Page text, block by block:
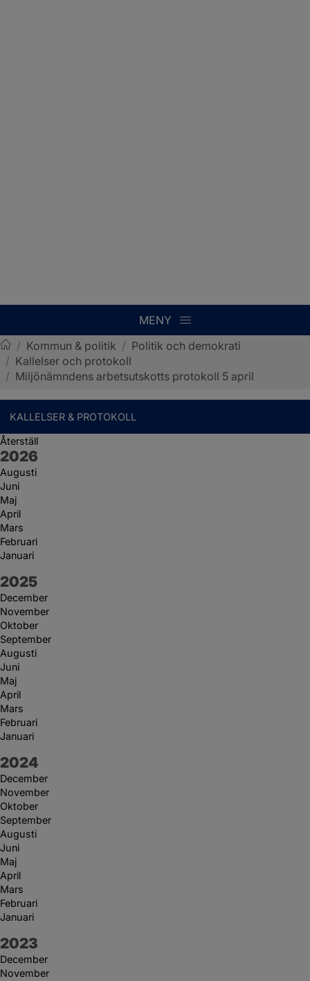
MENY
Sotenäs kommun
/ Kommun & politik / Politik och demokrati
/ Kallelser och protokoll
/ Miljönämndens arbetsutskotts protokoll 5 april
KALLELSER & PROTOKOLL
Återställ
År:
2026
Augusti
Juni
Maj
April
Mars
Februari
Januari
År:
2025
December
November
Oktober
September
Augusti
Juni
Maj
April
Mars
Februari
Januari
År:
2024
December
November
Oktober
September
Augusti
Juni
Maj
April
Mars
Februari
Januari
År:
2023
December
November